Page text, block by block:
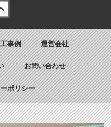
事例 運営会社
お問い合わせ
ポリシー
Back to top